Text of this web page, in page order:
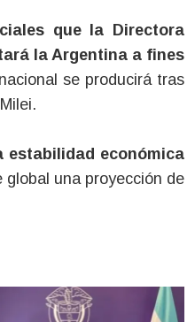
que la Directora
la Argentina a fines
se producirá tras
estabilidad económica
una proyección de